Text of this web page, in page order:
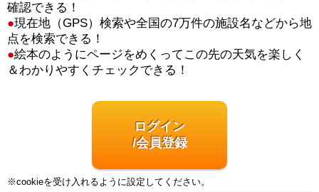
確認できる！
●現在地（GPS）検索や全国の7万件の施設名などから地
点を検索できる！
●絵本のようにページをめくってこの先の天気を楽しく
＆わかりやすくチェックできる！
ログイン
/会員登録
※cookieを受け入れるように設定してください。